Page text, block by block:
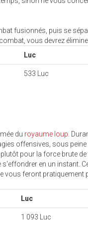
fusionnés, puis se
vous devrez
Luc
533 Luc
du royaume loup .
offensives, sous peine
pour la force brute
en un instant.
vous feront
Luc
1 093 Luc